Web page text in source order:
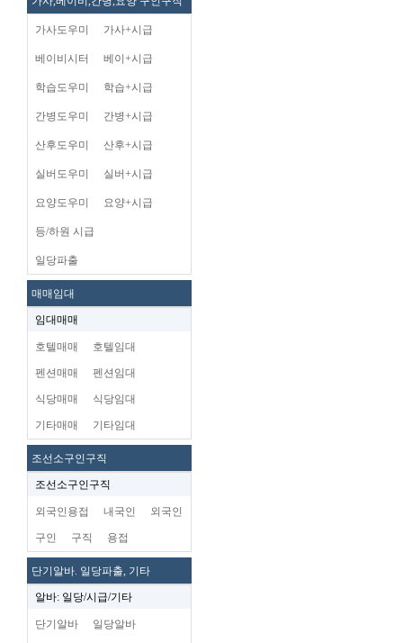
가사도우미 가사+시급
베이비시터 베이+시급
학습도우미 학습+시급
간병도우미 간병+시급
산후도우미 산후+시급
실버도우미 실버+시급
요양도우미 요양+시급
등/하원 시급
일당파출
매매임대
임대매매
호텔매매 호텔임대
펜션매매 펜션임대
식당매매 식당임대
기타매매 기타임대
조선소구인구직
조선소구인구직
외국인용접 내국인 외국인
구인 구직 용접
단기알바. 일당파출, 기타
알바: 일당/시급/기타
단기알바 일당알바